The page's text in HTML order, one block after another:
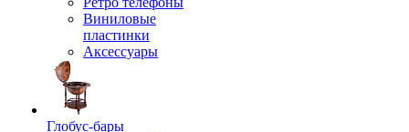
Виниловые
пластинки
Аксессуары
Глобус-бары